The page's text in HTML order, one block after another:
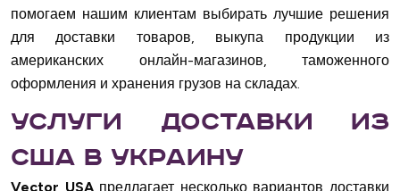
помогаем нашим клиентам выбирать лучшие решения
для доставки товаров, выкупа продукции из
американских онлайн-магазинов, таможенного
оформления и хранения грузов на складах.
Услуги доставки из
США в Украину
Vector USAпредлагает несколько вариантов доставки